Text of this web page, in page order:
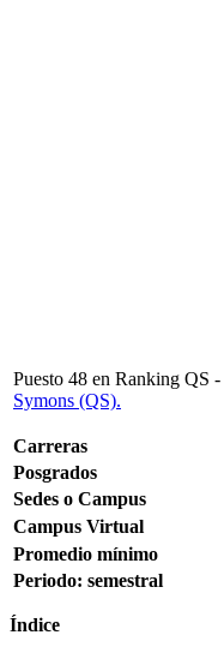
Puesto 48 en Ranking QS -
Symons (QS).
Carreras
Posgrados
Sedes o Campus
Campus Virtual
Promedio mínimo
Periodo: semestral
Índice